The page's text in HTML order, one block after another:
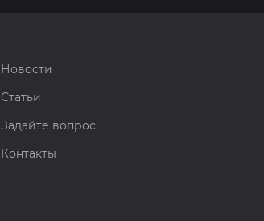
Новости
Статьи
Задайте вопрос
Контакты